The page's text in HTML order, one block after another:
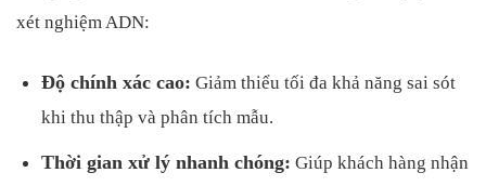
xét nghiệm ADN:
Độ chính xác cao: Giảm thiểu tối đa khả năng sai sót
khi thu thập và phân tích mẫu.
Thời gian xử lý nhanh chóng: Giúp khách hàng nhận